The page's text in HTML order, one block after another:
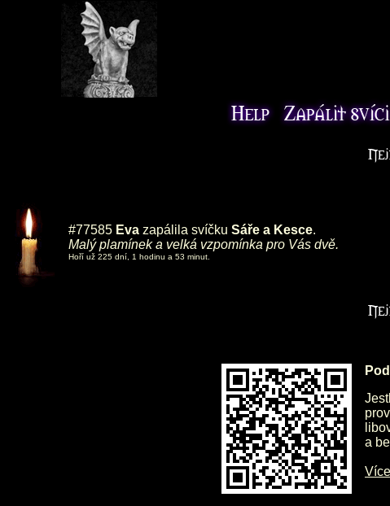
#77585 Eva zapálila svíčku Sáře a Kesce.
Malý plamínek a velká vzpomínka pro Vás dvě.
Hoří už 225 dní, 1 hodinu a 53 minut.
a